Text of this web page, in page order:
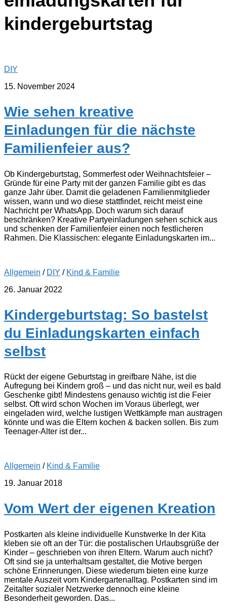
kindergeburtstag
DIY
15. November 2024
Wie sehen kreative
Einladungen für die nächste
Familienfeier aus?
Ob Kindergeburtstag, Sommerfest oder Weihnachtsfeier –
Gründe für eine Party mit der ganzen Familie gibt es das
ganze Jahr über. Damit die geladenen Familienmitglieder
wissen, wann und wo diese stattfindet, reicht meist eine
Nachricht per WhatsApp. Doch warum sich darauf
beschränken? Kreative Partyeinladungen sehen schick aus
und schenken der Familienfeier einen noch festlicheren
Rahmen. Die Klassischen: elegante Einladungskarten im...
Allgemein / DIY / Kind & Familie
26. Januar 2022
Kindergeburtstag: So bastelst
du Einladungskarten einfach
selbst
Rückt der eigene Geburtstag in greifbare Nähe, ist die
Aufregung bei Kindern groß – und das nicht nur, weil es bald
Geschenke gibt! Mindestens genauso wichtig ist die Feier
selbst. Oft wird schon Wochen im Voraus überlegt, wer
eingeladen wird, welche lustigen Wettkämpfe man austragen
könnte und was die Eltern kochen & backen sollen. Bis zum
Teenager-Alter ist der...
Allgemein / Kind & Familie
19. Januar 2018
Vom Wert der eigenen Kreation
Postkarten als kleine individuelle Kunstwerke In der Kita
kleben sie oft an der Tür: die postalischen Urlaubsgrüße der
Kinder – geschrieben von ihren Eltern. Warum auch nicht?
Oft sind sie ja unterhaltsam gestaltet, die Motive bergen
schöne Erinnerungen. Diese wiederum bieten eine kurze
mentale Auszeit vom Kindergartenalltag. Postkarten sind im
Zeitalter sozialer Netzwerke dennoch eine kleine
Besonderheit geworden. Das...